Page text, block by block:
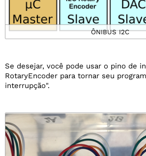
ÔNIBUS I2C
Se desejar, você pode usar o pino de
RotaryEncoder para tornar seu
interrupção".